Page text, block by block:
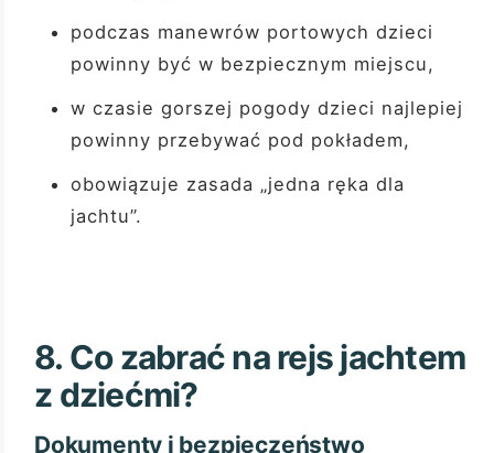
podczas manewrów portowych dzieci
powinny być w bezpiecznym miejscu,
w czasie gorszej pogody dzieci najlepiej
powinny przebywać pod pokładem,
obowiązuje zasada „jedna ręka dla
jachtu”.
8. Co zabrać na rejs jachtem
z dziećmi?
Dokumenty i bezpieczeństwo